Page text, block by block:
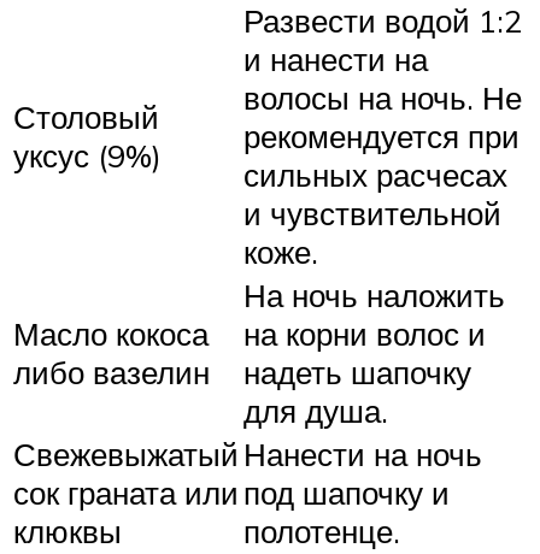
Столовый
уксус (9%)
Развести водой 1:2
и нанести на
волосы на ночь. Не
рекомендуется при
сильных расчесах
и чувствительной
коже.
Масло кокоса
либо вазелин
На ночь наложить
на корни волос и
надеть шапочку
для душа.
Свежевыжатый
сок граната или
клюквы
Нанести на ночь
под шапочку и
полотенце.